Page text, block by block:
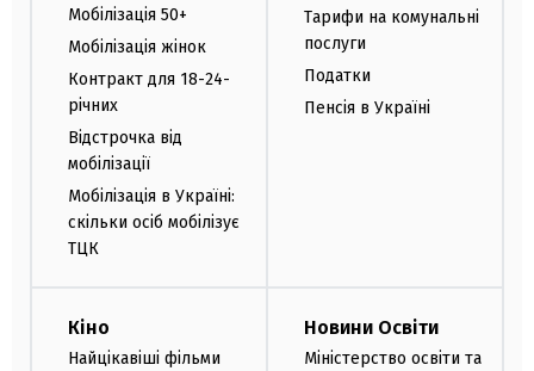
Мобілізація 50+
Мобілізація жінок
Контракт для 18-24-
річних
Відстрочка від
мобілізації
Мобілізація в Україні:
скільки осіб мобілізує
ТЦК
Тарифи на комунальні
послуги
Податки
Пенсія в Україні
Кіно
Найцікавіші фільми
Новини Освіти
Міністерство освіти та